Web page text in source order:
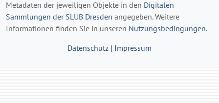
Metadaten der jeweiligen Objekte in den Digitalen
Sammlungen der SLUB Dresden angegeben. Weitere
Informationen finden Sie in unseren Nutzungsbedingungen.
Datenschutz | Impressum